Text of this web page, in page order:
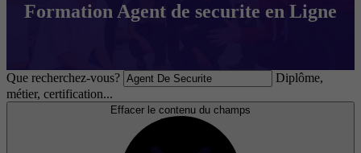
Formation Agent de securite en Ligne
Que recherchez-vous?
Diplôme,
métier, certification...
Effacer le contenu du champs